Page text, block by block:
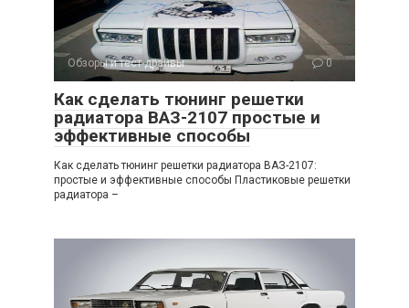
Обзоры и тест-драйвы 0
Как сделать тюнинг решетки
радиатора ВАЗ-2107 простые и
эффективные способы
Как сделать тюнинг решетки радиатора ВАЗ-2107:
простые и эффективные способы Пластиковые решетки
радиатора –